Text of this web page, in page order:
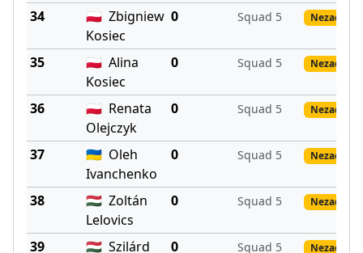
34 🇵🇱 Zbigniew
Kosiec
0 Squad 5
35 🇵🇱 Alina
Kosiec
0 Squad 5
36 🇵🇱 Renata
Olejczyk
0 Squad 5
37 🇺🇦 Oleh
Ivanchenko
0 Squad 5
38 🇭🇺 Zoltán
Lelovics
0 Squad 5
39 🇭🇺 Szilárd 0 Squad 5